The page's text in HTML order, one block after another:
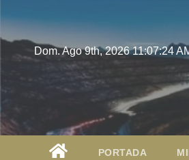
Dom. Ago 9th, 202611:07:25
PORTADA